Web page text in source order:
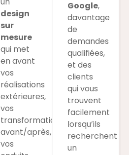
design
sur
mesure
qui met
en avant
vos
réalisations
extérieures,
vos
transformations
avant/après,
vos
Google,
davantage
de
demandes
qualifiées,
et des
clients
qui vous
trouvent
facilement
lorsqu’ils
recherchent
un